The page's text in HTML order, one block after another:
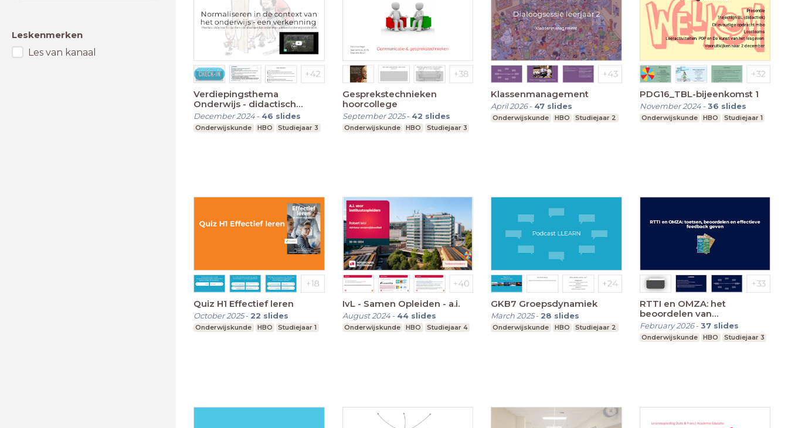
Leskenmerken
Les van kanaal
Verdiepingsthema
Onderwijs - didactisch
coachen
December 2024- 46 slides
Onderwijskunde HBO Studiejaar 3
Gesprekstechnieken
hoorcollege
September 2025- 42 slides
Onderwijskunde HBO Studiejaar 3
Klassenmanagement
April 2026- 47 slides
Onderwijskunde HBO Studiejaar 2
PDG16_TBL-bijeenkomst 1
November 2024-36 slides
Onderwijskunde HBO Studiejaar 1
Quiz H1 Effectief leren
October 2025- 22 slides
Onderwijskunde HBO Studiejaar 1
IvL - Samen Opleiden - a.i.
August 2024- 44 slides
Onderwijskunde HBO Studiejaar 4
GKB7 Groepsdynamiek
March 2025- 28 slides
Onderwijskunde HBO Studiejaar 2
RTTI en OMZA: het
beoordelen van
studentenwerk
February 2026-37 slides
Onderwijskunde HBO Studiejaar 3